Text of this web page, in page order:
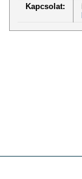
Kapcsolat: